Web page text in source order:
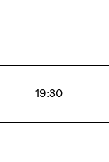
19:30